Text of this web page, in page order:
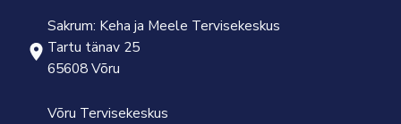
Sakrum: Keha ja Meele Tervisekeskus
Tartu tänav 25
65608 Võru
Võru Tervisekeskus